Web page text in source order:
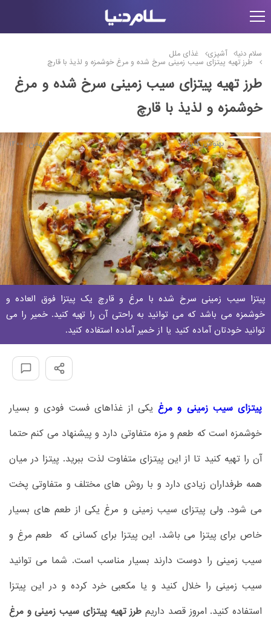
سلام دنیا آشپزی غذای ملل
طرز تهیه پیتزای سیب زمینی سرخ شده و مرغ خوشمزه و لذیذ با قارچ
طرز تهیه پیتزای سیب زمینی سرخ شده و مرغ
خوشمزه و لذیذ با قارچ
بهنوش گلپور 3 بهمن, 1400
پیتزا سیب زمینی سرخ شده با مرغ و قارچ یک پیتزا فوق العاده و
خوشمزه می باشد که می توانید به راحتی آن را تهیه کنید. خمیر را می
توانید خودتان آماده کنید یا از خمیر آماده استفاده کنید.
پیتزای سیب زمینی و مرغ یکی از غذاهای فست فودی و بسیار
خوشمزه است که طعم و مزه متفاوتی دارد و پیشنهاد می کنم حتما
آن را تهیه کنید تا از این پیتزای متفاوت لذت ببرید. پیتزا در میان
همه طرفداران زیادی دارد و با روش های مختلف و متفاوتی پخت
می شود. ولی پیتزای سیب زمینی و مرغ یکی از طعم های بسیار
خاص برای پیتزا می باشد. این پیتزا برای کسانی که طعم مرغ و
سیب زمینی را دوست دارند بسیار مناسب است. شما می توانید
سیب زمینی را خلال کنید و یا مکعبی خرد کرده و در این پیتزا
استفاده کنید. امروز قصد داریم طرز تهیه پیتزای سیب زمینی و مرغ